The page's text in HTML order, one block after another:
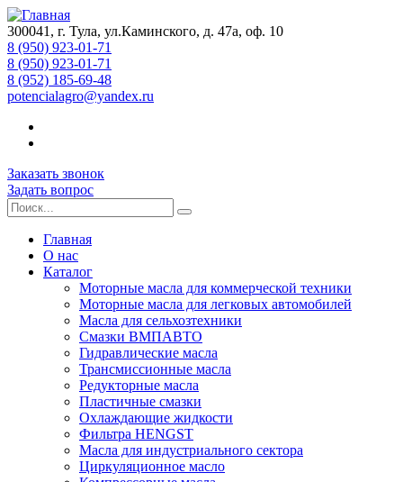
300041, г. Тула, ул.Каминского, д. 47а, оф. 10
8 (950) 923-01-71
8 (950) 923-01-71
8 (952) 185-69-48
potencialagro@yandex.ru
Заказать звонок
Задать вопрос
Главная
О нас
Каталог
Моторные масла для коммерческой техники
Моторные масла для легковых автомобилей
Масла для сельхозтехники
Смазки ВМПАВТО
Гидравлические масла
Трансмиссионные масла
Редукторные масла
Пластичные смазки
Охлаждающие жидкости
Фильтра HENGST
Масла для индустриального сектора
Циркуляционное масло